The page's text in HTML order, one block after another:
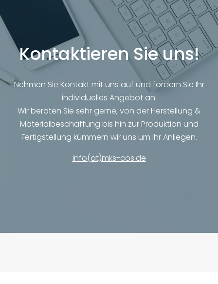
Kontaktieren Sie uns!
Nehmen Sie Kontakt mit uns auf und fordern Sie Ihr
individuelles Angebot an.
Wir beraten Sie sehr gerne, von der Herstellung &
Materialbeschaffung bis hin zur Produktion und
Fertigstellung kümmern wir uns um Ihr Anliegen.
info(at)mks-cos.de